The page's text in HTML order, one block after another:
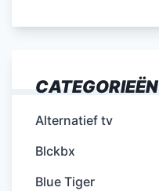
CATEGORIEËN
Alternatief tv
Blckbx
Blue Tiger